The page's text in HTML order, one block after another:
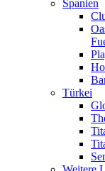
Spanien
Türkei